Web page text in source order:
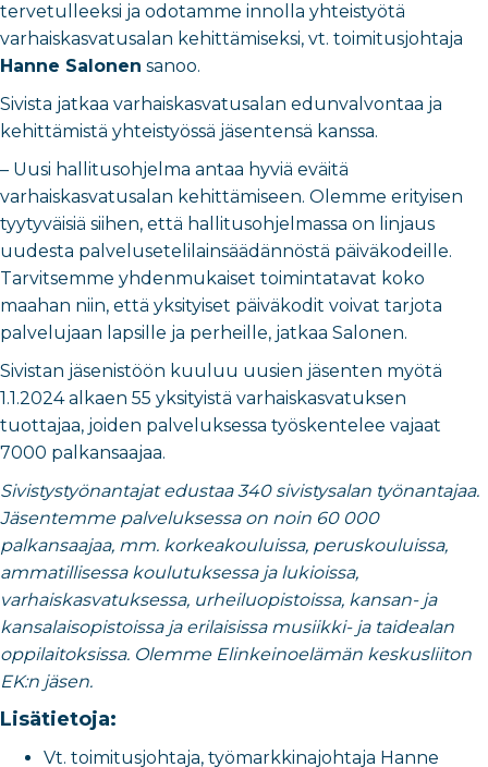
tervetulleeksi ja odotamme innolla yhteistyötä
varhaiskasvatusalan kehittämiseksi, vt. toimitusjohtaja
Hanne Salonen sanoo.
Sivista jatkaa varhaiskasvatusalan edunvalvontaa ja
kehittämistä yhteistyössä jäsentensä kanssa.
– Uusi hallitusohjelma antaa hyviä eväitä
varhaiskasvatusalan kehittämiseen. Olemme erityisen
tyytyväisiä siihen, että hallitusohjelmassa on linjaus
uudesta palvelusetelilainsäädännöstä päiväkodeille.
Tarvitsemme yhdenmukaiset toimintatavat koko
maahan niin, että yksityiset päiväkodit voivat tarjota
palvelujaan lapsille ja perheille, jatkaa Salonen.
Sivistan jäsenistöön kuuluu uusien jäsenten myötä
1.1.2024 alkaen 55 yksityistä varhaiskasvatuksen
tuottajaa, joiden palveluksessa työskentelee vajaat
7000 palkansaajaa.
Sivistystyönantajat edustaa 340 sivistysalan työnantajaa.
Jäsentemme palveluksessa on noin 60 000
palkansaajaa, mm. korkeakouluissa, peruskouluissa,
ammatillisessa koulutuksessa ja lukioissa,
varhaiskasvatuksessa, urheiluopistoissa, kansan- ja
kansalaisopistoissa ja erilaisissa musiikki- ja taidealan
oppilaitoksissa. Olemme Elinkeinoelämän keskusliiton
EK:n jäsen.
Lisätietoja:
Vt. toimitusjohtaja, työmarkkinajohtaja Hanne